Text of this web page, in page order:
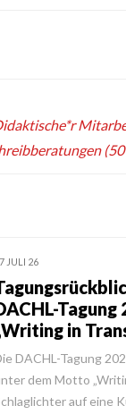
JULI 26
in
DACHL-Tagung
dem Motto
auf eine